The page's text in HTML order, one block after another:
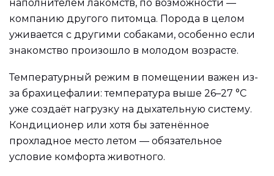
наполнителем лакомств, по возможности —
компанию другого питомца. Порода в целом
уживается с другими собаками, особенно если
знакомство произошло в молодом возрасте.
Температурный режим в помещении важен из-
за брахицефалии: температура выше 26–27 °C
уже создаёт нагрузку на дыхательную систему.
Кондиционер или хотя бы затенённое
прохладное место летом — обязательное
условие комфорта животного.